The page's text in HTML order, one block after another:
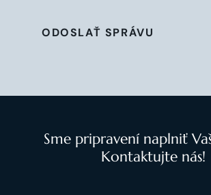
ODOSLAŤ SPRÁVU
Sme pripravení naplniť
Kontaktujte nás!